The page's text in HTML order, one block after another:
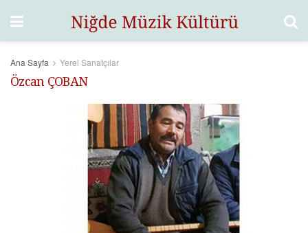
Ana Sayfa Yerel Sanatçılar
Özcan ÇOBAN